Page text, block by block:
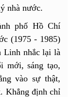
nhà nước.
phố Hồ Chí
(1975 - 1985)
Linh nhắc lại là
mới, sáng tạo,
vào sự thật,
Khẳng định chỉ